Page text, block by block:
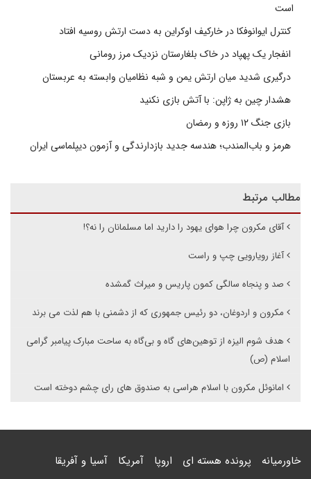
است
کنترل ایوانوفکا در خارکیف اوکراین به دست ارتش روسیه افتاد
انفجار یک پهپاد در خاک بلغارستان نزدیک مرز رومانی
درگیری شدید میان ارتش یمن و شبه نظامیان وابسته به عربستان
هشدار چین به ژاپن: با آتش بازی نکنید
بازی جنگ ۱۲ روزه و رمضان
هرمز و باب‌المندب؛ هندسه جدید بازدارندگی و آزمون دیپلماسی ایران
مطالب مرتبط
آقای مکرون چرا هوای یهود را دارید اما مسلمانان را نه؟!
آغاز رویارویی چپ و راست
صد و پنجاه سالگی کمون پاریس و میراث گمشده
مکرون و اردوغان، دو رئیس جمهوری که از دشمنی با هم لذت می برند
هدف شوم الیزه از توهین‌های گاه و بی‌گاه به ساحت مبارک پیامبر گرامی
اسلام (ص)
امانوئل مکرون با اسلام هراسی به صندوق های رای چشم دوخته است
خاورمیانه پرونده هسته ای اروپا آمریکا آسیا و آفریقا